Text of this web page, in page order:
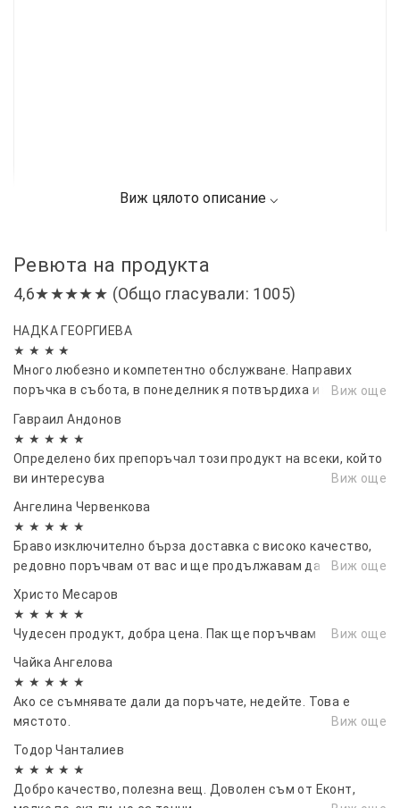
Ревюта на продукта
4,6★★★★★ (Общо гласували: 1005)
НАДКА ГЕОРГИЕВА
★ ★ ★ ★
Много любезно и компетентно обслужване. Направих
поръчка в събота, в понеделник я потвърдиха и въвВиж още
Гавраил Андонов
★ ★ ★ ★ ★
Определено бих препоръчал този продукт на всеки, който
ви интересува
Виж още
Ангелина Червенкова
★ ★ ★ ★ ★
Браво изключително бърза доставка с високо качество,
редовно поръчвам от вас и ще продължавам да го правя.
Виж още
Христо Месаров
★ ★ ★ ★ ★
Чудесен продукт, добра цена. Пак ще поръчвам
Виж още
Чайка Ангелова
★ ★ ★ ★ ★
Ако се съмнявате дали да поръчате, недейте. Това е
мястото.
Виж още
Тодор Чанталиев
★ ★ ★ ★ ★
Добро качество, полезна вещ. Доволен съм от Еконт,